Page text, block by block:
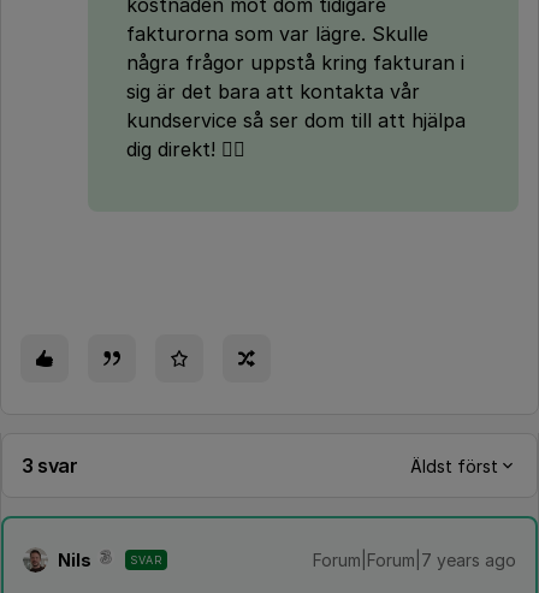
kostnaden mot dom tidigare
fakturorna som var lägre. Skulle
några frågor uppstå kring fakturan i
sig är det bara att kontakta vår
kundservice så ser dom till att hjälpa
dig direkt! 👌🏻
3 svar Äldst först
Nils SVAR Forum|Forum|7 years ago